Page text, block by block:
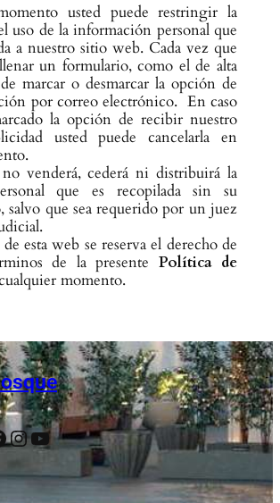
usted puede restringir la
uso de la información personal que
a nuestro sitio web. Cada vez que
un formulario, como el de alta
marcar o desmarcar la opción de
por correo electrónico. En caso
la opción de recibir nuestro
usted puede cancelarla en
venderá, cederá ni distribuirá la
que es recopilada sin su
salvo que sea requerido por un juez
esta web se reserva el derecho de
de la presente Política de
momento.